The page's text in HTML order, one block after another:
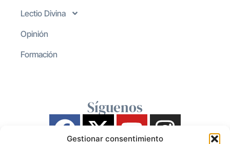
Gestionar consentimiento
Lectio Divina
Opinión
Formación
Síguenos